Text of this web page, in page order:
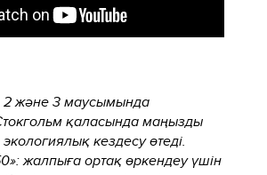
және 3 маусымында
қаласында маңызды
кездесу өтеді.
жалпыға ортақ өркендеу үшін